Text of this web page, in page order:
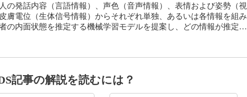
の発話内容（言語情報）、声色（音声情報）、表情および姿勢（視
膚電位（生体信号情報）からそれぞれ単独、あるいは各情報を組み
の内面状態を推定する機械学習モデルを提案し、どの情報が推定…
記事の解説を読むには？